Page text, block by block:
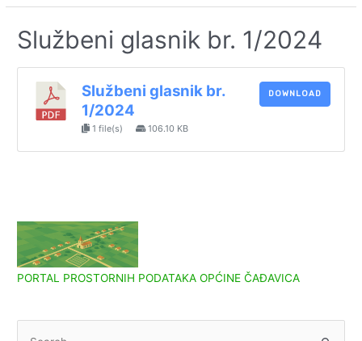
Službeni glasnik br. 1/2024
Službeni glasnik br.
1/2024
1 file(s) 106.10 KB
DOWNLOAD
PORTAL PROSTORNIH PODATAKA OPĆINE ČAĐAVICA